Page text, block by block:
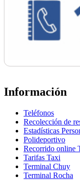
Información
Teléfonos
Recolección de
Estadísticas
Polideportivo
Recorrido online
Tarifas Taxi
Terminal Chuy
Terminal Rocha